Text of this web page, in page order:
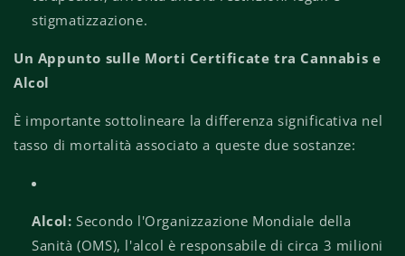
stigmatizzazione.
Un Appunto sulle Morti Certificate tra Cannabis e
Alcol
È importante sottolineare la differenza significativa nel
tasso di mortalità associato a queste due sostanze:
Alcol: Secondo l'Organizzazione Mondiale della
Sanità (OMS), l'alcol è responsabile di circa 3 milioni